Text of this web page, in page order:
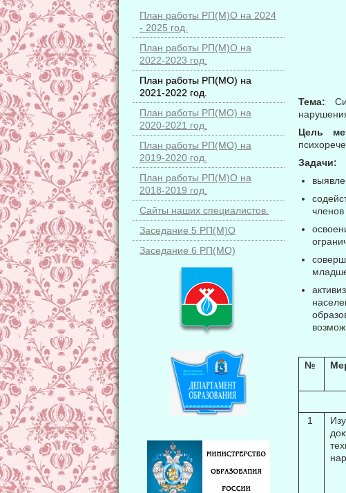
План работы РП(М)О на 2024
- 2025 год.
План работы РП(М)О на
2022-2023 год.
План работы РП(МО) на
2021-2022 год.
План работы РП(МО) на
2020-2021 год.
План работы РП(МО) на
2019-2020 год.
План работы РП(М)О на
2018-2019 год.
Сайты наших специалистов.
Заседание 5 РП(М)О
Заседание 6 РП(МО)
Тема:
Цель
Задачи:
№
I.
1